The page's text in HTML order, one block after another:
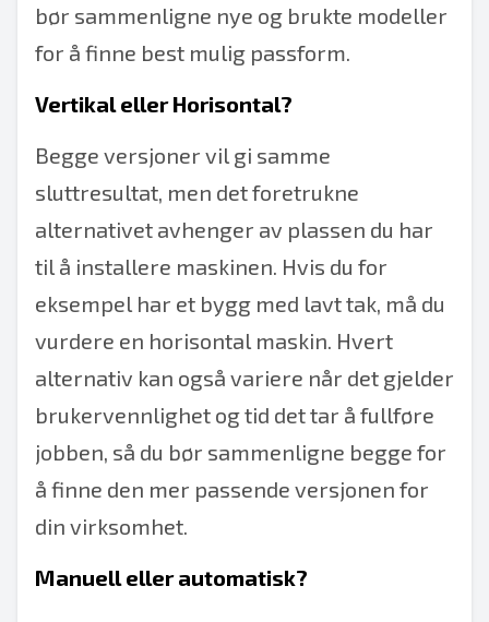
bør sammenligne nye og brukte modeller
for å finne best mulig passform.
Vertikal eller Horisontal?
Begge versjoner vil gi samme
sluttresultat, men det foretrukne
alternativet avhenger av plassen du har
til å installere maskinen. Hvis du for
eksempel har et bygg med lavt tak, må du
vurdere en horisontal maskin. Hvert
alternativ kan også variere når det gjelder
brukervennlighet og tid det tar å fullføre
jobben, så du bør sammenligne begge for
å finne den mer passende versjonen for
din virksomhet.
Manuell eller automatisk?